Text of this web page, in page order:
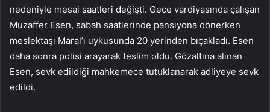
nedeniyle mesai saatleri değişti. Gece vardiyasında çalışan
Muzaffer Esen, sabah saatlerinde pansiyona dönerken
meslektaşı Maral’ı uykusunda 20 yerinden bıçakladı. Esen
daha sonra polisi arayarak teslim oldu. Gözaltına alınan
Esen, sevk edildiği mahkemece tutuklanarak adliyeye sevk
edildi.